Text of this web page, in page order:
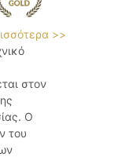
>>
στον
Ο
του